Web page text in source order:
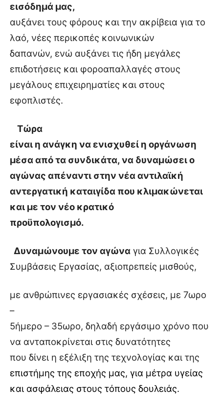
εισόδημά μας,
αυξάνει τους φόρους και την ακρίβεια για το
λαό, νέες περικοπές κοινωνικών
δαπανών, ενώ αυξάνει τις ήδη μεγάλες
επιδοτήσεις και φοροαπαλλαγές στους
μεγάλους επιχειρηματίες και στους
εφοπλιστές.
Τώρα
είναι η ανάγκη να ενισχυθεί η οργάνωση
μέσα από τα συνδικάτα, να δυναμώσει ο
αγώνας απέναντι στην νέα αντιλαϊκή
αντεργατική καταιγίδα που κλιμακώνεται
και με τον νέο κρατικό
προϋπολογισμό.
Δυναμώνουμε τον αγώνα για Συλλογικές
Συμβάσεις Εργασίας, αξιοπρεπείς μισθούς,
με ανθρώπινες εργασιακές σχέσεις, με 7ωρο
–
5ήμερο – 35ωρο, δηλαδή εργάσιμο χρόνο που
να ανταποκρίνεται στις δυνατότητες
που δίνει η εξέλιξη της τεχνολογίας και της
επιστήμης της εποχής μας, για μέτρα υγείας
και ασφάλειας στους τόπους δουλειάς.